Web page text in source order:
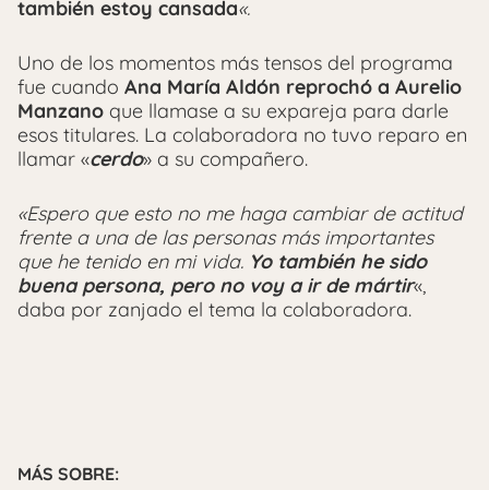
también estoy cansada«.
Uno de los momentos más tensos del programa
fue cuando Ana María Aldón reprochó a Aurelio
Manzano que llamase a su expareja para darle
esos titulares. La colaboradora no tuvo reparo en
llamar «cerdo» a su compañero.
«Espero que esto no me haga cambiar de actitud
frente a una de las personas más importantes
que he tenido en mi vida. Yo también he sido
buena persona, pero no voy a ir de mártir«,
daba por zanjado el tema la colaboradora.
MÁS SOBRE: